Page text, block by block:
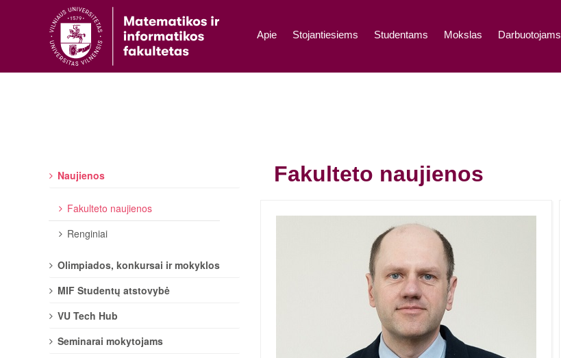
Apie Stojantiesiems Studentams Mokslas Darbuotojams
Fakulteto naujienos
Naujienos
Fakulteto naujienos
Renginiai
Olimpiados, konkursai ir mokyklos
MIF Studentų atstovybė
VU Tech Hub
Seminarai mokytojams